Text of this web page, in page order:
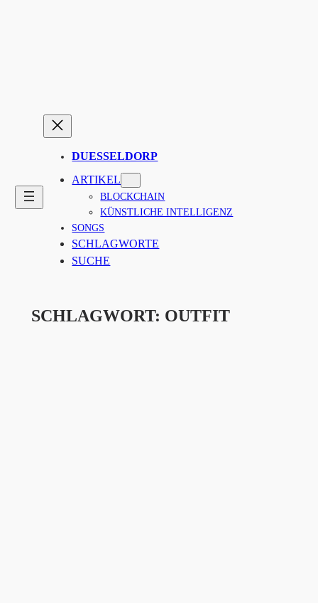
DUESSELDORP
ARTIKEL
BLOCKCHAIN
KÜNSTLICHE INTELLIGENZ
SONGS
SCHLAGWORTE
SUCHE
SCHLAGWORT: OUTFIT